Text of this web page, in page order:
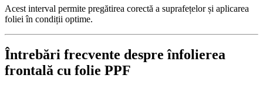
Acest interval permite pregătirea corectă a suprafețelor și aplicarea
foliei în condiții optime.
Întrebări frecvente despre înfolierea
frontală cu folie PPF